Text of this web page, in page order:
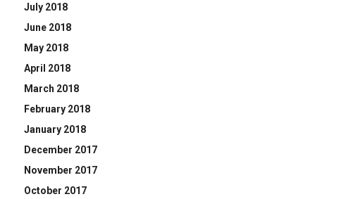
July 2018
June 2018
May 2018
April 2018
March 2018
February 2018
January 2018
December 2017
November 2017
October 2017